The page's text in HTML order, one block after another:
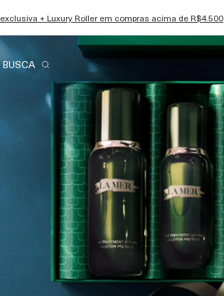
+ Luxury Roller em compras acima de R$4.500
BUSCA